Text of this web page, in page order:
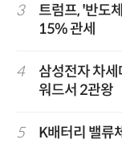
3
트럼프, '반도
15% 관세
4
삼성전자 차
워드서 2관왕
5 K배터리 밸류